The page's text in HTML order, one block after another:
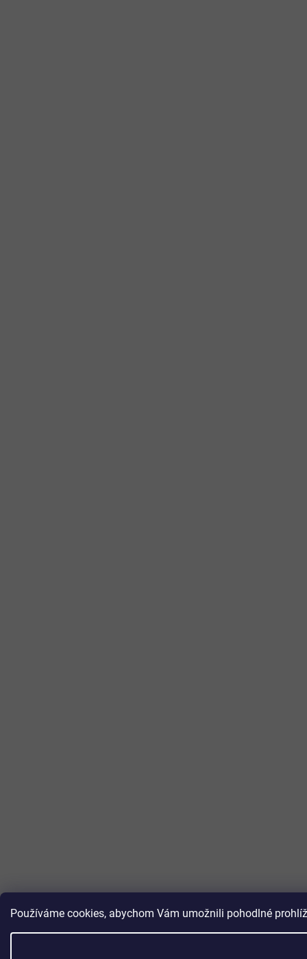
Používáme cookies, abychom Vám umožnili pohodlné